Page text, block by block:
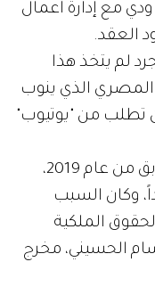
مع إدارة أعمال
العقد.
لم يتخذ هذا
المصري الذي ينوب
تطلب من "يوتيوب"
وقام موقع "يوتيوب"، في وقت سابق من عام 2019،
وكان السبب
الملكية
الحسيني، مخرج